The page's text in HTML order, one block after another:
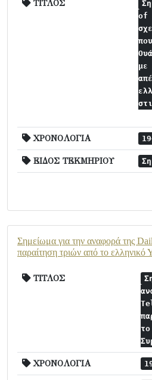
ΤΙΤΛΟΣ
of
με
ΧΡΟΝΟΛΟΓΙΑ
ΕΙΔΟΣ ΤΕΚΜΗΡΙΟΥ
Σημείωμα για την αναφορά της
παραίτηση τριών από το ελληνικό
ΤΙΤΛΟΣ
ΧΡΟΝΟΛΟΓΙΑ